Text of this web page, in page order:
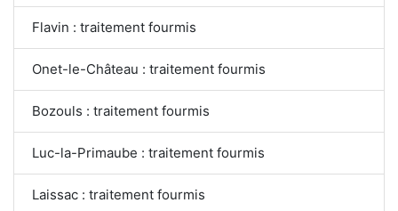
Flavin : traitement fourmis
Onet-le-Château : traitement fourmis
Bozouls : traitement fourmis
Luc-la-Primaube : traitement fourmis
Laissac : traitement fourmis